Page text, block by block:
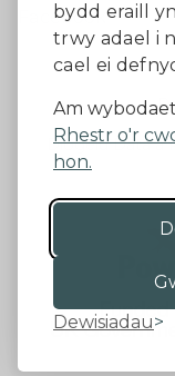
bydd eraill
trwy adael i
cael ei
Am
Rhestr o'r
hon.
Dewisiadau
Facebook
Diogelu Data a